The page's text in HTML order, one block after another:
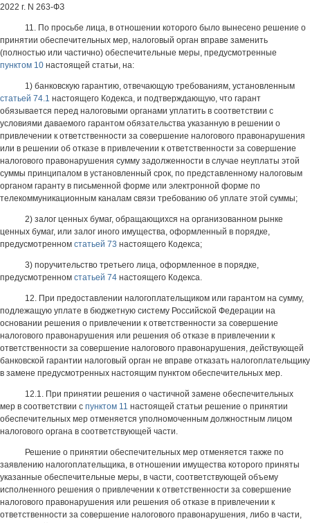
2022 г. N 263-ФЗ
11. По просьбе лица, в отношении которого было вынесено решение о
принятии обеспечительных мер, налоговый орган вправе заменить
(полностью или частично) обеспечительные меры, предусмотренные
пунктом 10 настоящей статьи, на:
1) банковскую гарантию, отвечающую требованиям, установленным
статьей 74.1 настоящего Кодекса, и подтверждающую, что гарант
обязывается перед налоговыми органами уплатить в соответствии с
условиями даваемого гарантом обязательства указанную в решении о
привлечении к ответственности за совершение налогового правонарушения
или в решении об отказе в привлечении к ответственности за совершение
налогового правонарушения сумму задолженности в случае неуплаты этой
суммы принципалом в установленный срок, по представленному налоговым
органом гаранту в письменной форме или электронной форме по
телекоммуникационным каналам связи требованию об уплате этой суммы;
2) залог ценных бумаг, обращающихся на организованном рынке
ценных бумаг, или залог иного имущества, оформленный в порядке,
предусмотренном статьей 73 настоящего Кодекса;
3) поручительство третьего лица, оформленное в порядке,
предусмотренном статьей 74 настоящего Кодекса.
12. При предоставлении налогоплательщиком или гарантом на сумму,
подлежащую уплате в бюджетную систему Российской Федерации на
основании решения о привлечении к ответственности за совершение
налогового правонарушения или решения об отказе в привлечении к
ответственности за совершение налогового правонарушения, действующей
банковской гарантии налоговый орган не вправе отказать налогоплательщику
в замене предусмотренных настоящим пунктом обеспечительных мер.
12.1. При принятии решения о частичной замене обеспечительных
мер в соответствии с пунктом 11 настоящей статьи решение о принятии
обеспечительных мер отменяется уполномоченным должностным лицом
налогового органа в соответствующей части.
Решение о принятии обеспечительных мер отменяется также по
заявлению налогоплательщика, в отношении имущества которого приняты
указанные обеспечительные меры, в части, соответствующей объему
исполненного решения о привлечении к ответственности за совершение
налогового правонарушения или решения об отказе в привлечении к
ответственности за совершение налогового правонарушения, либо в части,